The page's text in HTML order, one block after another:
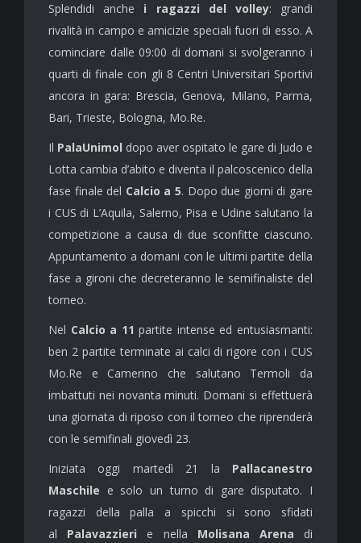
Splendidi anche i ragazzi del volley: grandi
rivalità in campo e amicizie speciali fuori di esso. A
cominciare dalle 09:00 di domani si svolgeranno i
quarti di finale con gli 8 Centri Universitari Sportivi
ancora in gara: Brescia, Genova, Milano, Parma,
Bari, Trieste, Bologna, Mo.Re.
Il PalaUnimol dopo aver ospitato le gare di Judo e
Lotta cambia d’abito e diventa il palcoscenico della
fase finale del Calcio a 5. Dopo due giorni di gare
i CUS di L’Aquila, Salerno, Pisa e Udine salutano la
competizione a causa di due sconfitte ciascuno.
Appuntamento a domani con le ultimi partite della
fase a gironi che decreteranno le semifinaliste del
torneo.
Nel Calcio a 11 partite intense ed entusiasmanti:
ben 2 partite terminate ai calci di rigore con i CUS
Mo.Re e Camerino che salutano Termoli da
imbattuti nei novanta minuti. Domani si effettuerà
una giornata di riposo con il torneo che riprenderà
con le semifinali giovedì 23.
Iniziata oggi martedì 21 la Pallacanestro
Maschile e solo un turno di gare disputato. I
ragazzi della palla a spicchi si sono sfidati
al Palavazzieri e nella Molisana Arena di